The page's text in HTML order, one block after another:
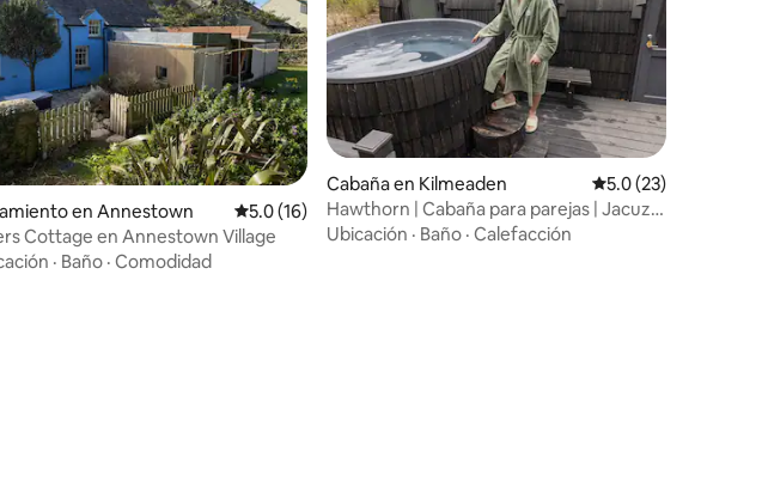
4.99 de 5, 94 reseñas
en Annestown Calificación promedio: 5.0 de 5, 16 reseñas
5.0 (16)
Cottage en Annestown Village
· Baño · Comodidad
Cabaña en Kilmeaden Calificación
5.0 (23)
Hawthorn | Cabaña para parejas | Jacuzzi
| Greenway
Ubicación · Baño · Calefacción